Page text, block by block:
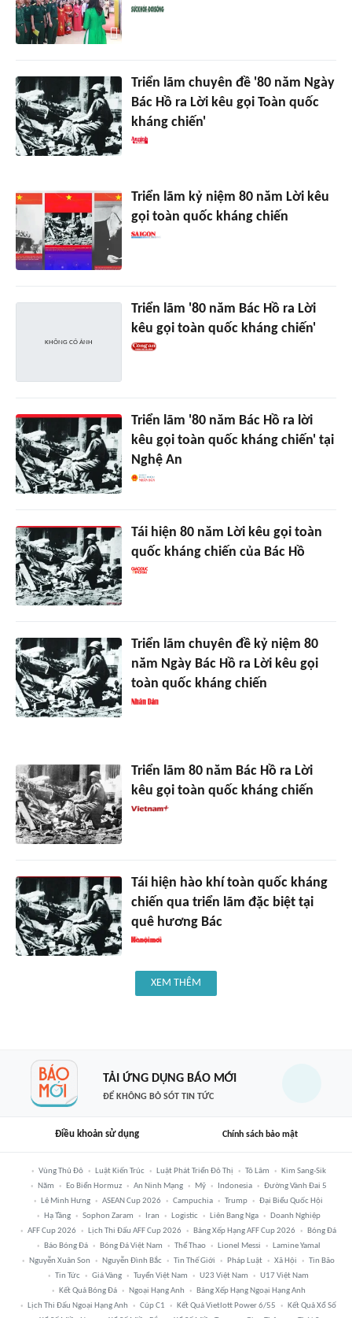
Triển lãm chuyên đề '80 năm Ngày
Bác Hồ ra Lời kêu gọi Toàn quốc
kháng chiến'
Triển lãm kỷ niệm 80 năm Lời kêu
gọi toàn quốc kháng chiến
Triển lãm '80 năm Bác Hồ ra Lời
kêu gọi toàn quốc kháng chiến'
Triển lãm '80 năm Bác Hồ ra lời
kêu gọi toàn quốc kháng chiến' tại
Nghệ An
Tái hiện 80 năm Lời kêu gọi toàn
quốc kháng chiến của Bác Hồ
Triển lãm chuyên đề kỷ niệm 80
năm Ngày Bác Hồ ra Lời kêu gọi
toàn quốc kháng chiến
Triển lãm 80 năm Bác Hồ ra Lời
kêu gọi toàn quốc kháng chiến
Tái hiện hào khí toàn quốc kháng
chiến qua triển lãm đặc biệt tại
quê hương Bác
XEM THÊM
TẢI ỨNG DỤNG BÁO MỚI
ĐỂ KHÔNG BỎ SÓT TIN TỨC
Điều khoản sử dụng Chính sách bảo mật
Vùng Thủ Đô Luật Kiến Trúc Luật Phát Triển Đô Thị Tô Lâm
Kim Sang-Sik
Năm
Eo Biển Hormuz An Ninh Mạng Mỹ Indonesia
Đường Vành Đai 5
Lê Minh Hưng
ASEAN Cup 2026 Campuchia Trump
Đại Biểu Quốc Hội
Hạ Tầng
Sophon Zaram Iran Logistic Liên Bang Nga
Doanh Nghiệp
AFF Cup 2026
Lịch Thi Đấu AFF Cup 2026 Bảng Xếp Hạng AFF Cup 2026
Bóng Đá
Báo Bóng Đá
Bóng Đá Việt Nam Thể Thao Lionel Messi
Lamine Yamal
Nguyễn Xuân Son
Nguyễn Đình Bắc Tin Thế Giới Pháp Luật Xã Hội
Tin Bão
Tin Tức
Giá Vàng Tuyển Việt Nam U23 Việt Nam
U17 Việt Nam
Kết Quả Bóng Đá
Ngoại Hạng Anh
Bảng Xếp Hạng Ngoại Hạng Anh
Lịch Thi Đấu Ngoại Hạng Anh
Cúp C1 Kết Quả Vietlott Power 6/55
Kết Quả Xổ Số